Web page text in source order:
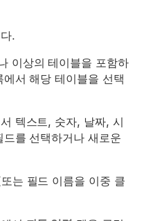
.
이상의 테이블을 포함하
서 해당 테이블을 선택
텍스트, 숫자, 날짜, 시
를 선택하거나 새로운
는 필드 이름을 이중 클